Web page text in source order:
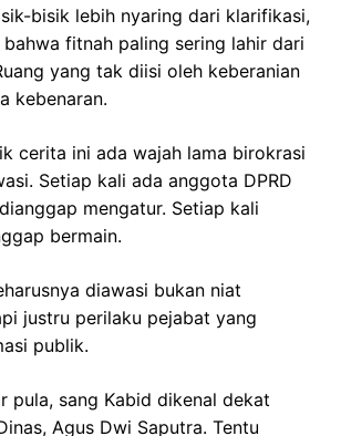
bisik lebih nyaring dari klarifikasi,
fitnah paling sering lahir dari
yang tak diisi oleh keberanian
kebenaran.
cerita ini ada wajah lama birokrasi
Setiap kali ada anggota DPRD
mengatur. Setiap kali
bermain.
diawasi bukan niat
justru perilaku pejabat yang
publik.
pula, sang Kabid dikenal dekat
Agus Dwi Saputra. Tentu